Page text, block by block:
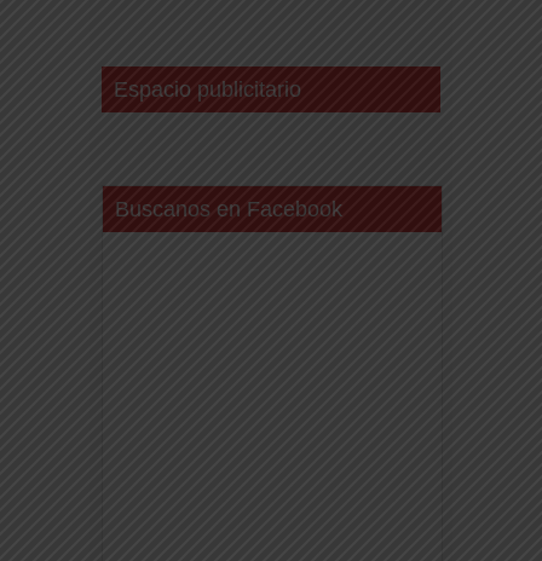
Espacio publicitario
Buscanos en Facebook